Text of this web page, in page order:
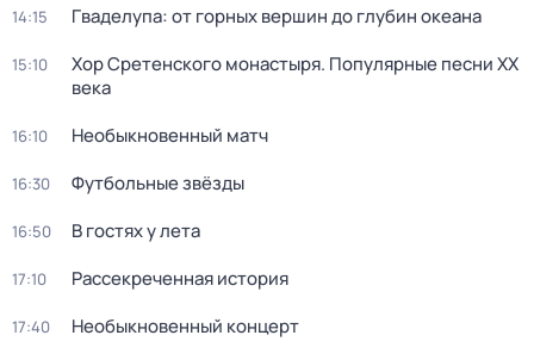
14:15 Гваделупа: от горных вершин до глубин океана
15:10
Хор Сретенского монастыря. Популярные песни XX
века
16:10 Необыкновенный матч
16:30 Футбольные звёзды
16:50 В гостях у лета
17:10 Рассекреченная история
17:40 Необыкновенный концерт